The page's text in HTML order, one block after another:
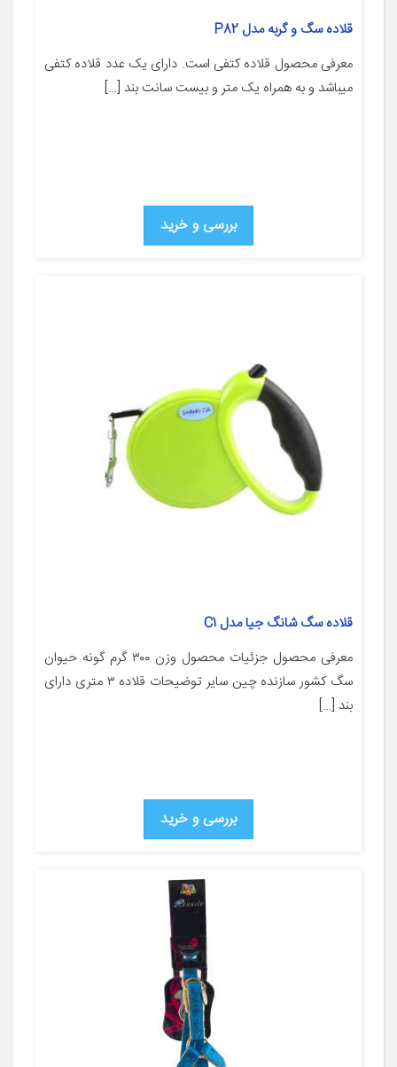
قلاده سگ و گربه مدل P82
معرفی محصول قلاده کتفی است. دارای یک عدد قلاده کتفی
میباشد و به همراه یک متر و بیست سانت بند […]
بررسی و خرید
قلاده سگ شانگ جیا مدل C1
معرفی محصول جزئیات محصول وزن ۳۰۰ گرم گونه حیوان
سگ کشور سازنده چین سایر توضیحات قلاده ۳ متری دارای
بند […]
بررسی و خرید